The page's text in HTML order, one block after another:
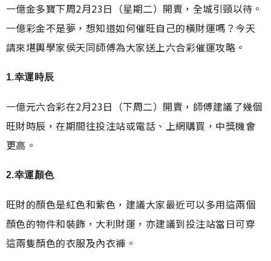
一億金多寶下周2月23日（星期二）開賣，全城引頸以待。
一億彩金不是夢，想知道如何催旺自己的橫財運嗎？今天
請來堪輿學家侯天同師傅為大家送上六合彩催運攻略。
1.幸運時辰
一億元六合彩在2月23日（下周二）開賣，師傅建議了幾個
旺財時辰，在期間往投注站或電話、上網購買，中獎機會
更高。
2.幸運顏色
旺財的顏色是紅色和紫色，建議大家最近可以多用這兩個
顏色的物件和裝飾，大利財運，亦建議到投注站當日可穿
這兩隻顏色的衣服及內衣褲。